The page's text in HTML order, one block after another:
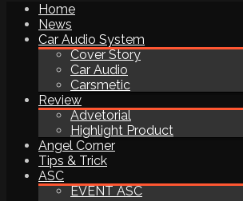
Home
News
Car Audio System
Cover Story
Car Audio
Carsmetic
Review
Advetorial
Highlight Product
Angel Corner
Tips & Trick
ASC
EVENT ASC